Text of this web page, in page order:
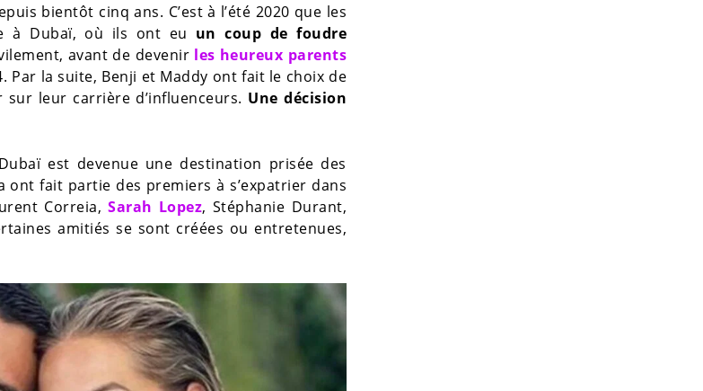
bientôt cinq ans. C’est à l’été 2020 que les
à Dubaï, où ils ont eu un coup de foudre
avant de devenir les heureux parents
Par la suite, Benji et Maddy ont fait le choix de
leur carrière d’influenceurs. Une décision
est devenue une destination prisée des
ont fait partie des premiers à s’expatrier dans
Correia,Sarah Lopez, Stéphanie Durant,
amitiés se sont créées ou entretenues,